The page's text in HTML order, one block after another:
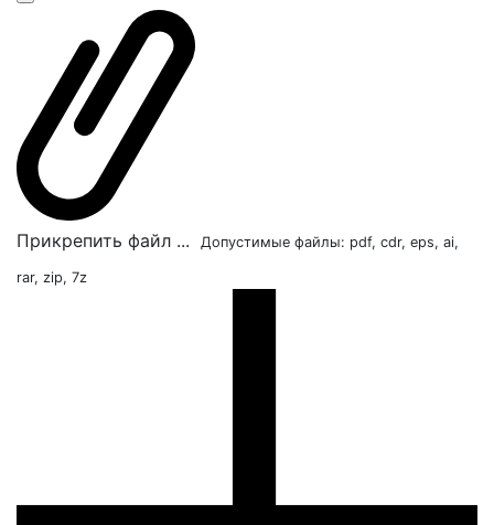
Прикрепить файл ... Допустимые файлы: pdf, cdr, eps, ai,
rar, zip, 7z